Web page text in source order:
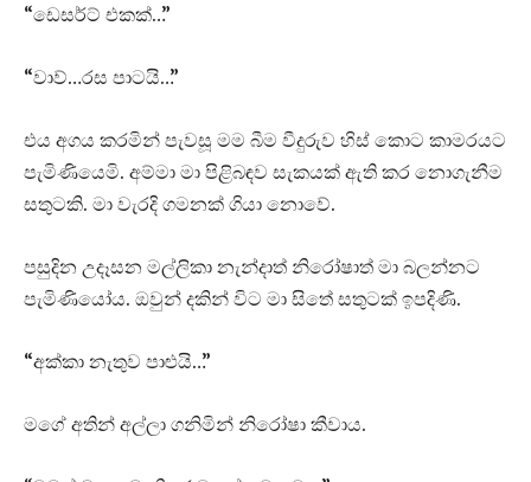
“ඩෙසර්ට් එකක්…”
“වාව්…රස පාටයි…”
එය අගය කරමින් පැවසූ මම බීම වීදුරුව හිස් කොට කාමරයට
පැමිණියෙමි. අම්මා මා පිළිබඳව සැකයක් ඇති කර නොගැනීම
සතුටකි. මා වැරදි ගමනක් ගියා නොවේ.
පසුදින උදෑසන මල්ලිකා නැන්දාත් නිරෝෂාත් මා බලන්නට
පැමිණියෝය. ඔවුන් දකින් විට මා සිතේ සතුටක් ඉපදිණි.
“අක්කා නැතුව පාළුයි…”
මගේ අතින් අල්ලා ගනිමින් නිරෝෂා කීවාය.